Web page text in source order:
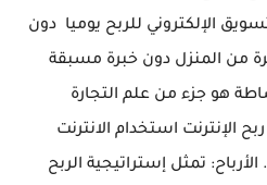
الإلكتروني للربح يوميا دون
من المنزل دون خبرة مسبقة
هو جزء من علم التجارة
الإنترنت استخدام الانترنت
تمثل إستراتيجية الربح